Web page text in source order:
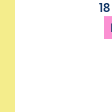
18